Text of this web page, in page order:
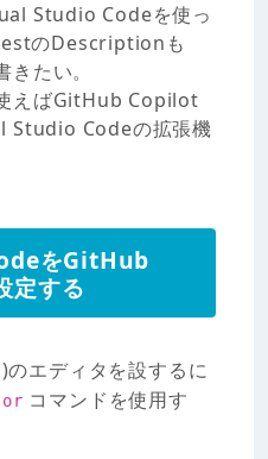
Studio Codeを使っ
のDescriptionも
たい。
えばGitHub Copilot
Studio Codeの拡張機
をGitHub
定する
のエディタを設するに
コマンドを使用す